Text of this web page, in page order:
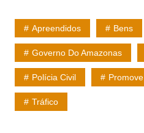
at
s
A
p
p
c
e
b
o
o
ai
l
ar
e
Apreendidos Bens
Governo Do Amazonas
Polícia Civil Promove
Tráfico